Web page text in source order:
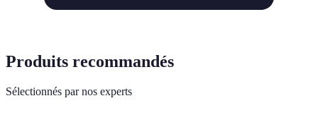
Produits recommandés
Sélectionnés par nos experts